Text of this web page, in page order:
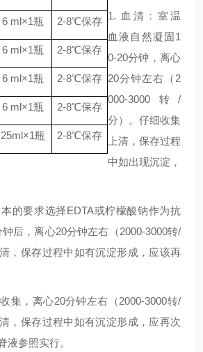
6 ml×1瓶 2-8℃保存
6 ml×1瓶 2-8℃保存
6 ml×1瓶 2-8℃保存
6 ml×1瓶 2-8℃保存
25ml×1瓶 2-8℃保存
1. 血清：室温
血液自然凝固1
0-20分钟，离心
20分钟左右（2
000-3000转/
分）。仔细收集
上清，保存过程
中如出现沉淀，
的要求选择EDTA或柠檬酸钠作为抗
后，离心20分钟左右（2000-3000转/
，保存过程中如有沉淀形成，应该再
集，离心20分钟左右（2000-3000转/
，保存过程中如有沉淀形成，应再次
液参照实行。